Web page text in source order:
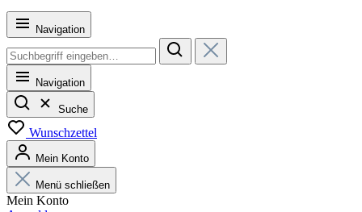
Navigation
Navigation
Suche
Wunschzettel
Mein Konto
Menü schließen
Mein Konto